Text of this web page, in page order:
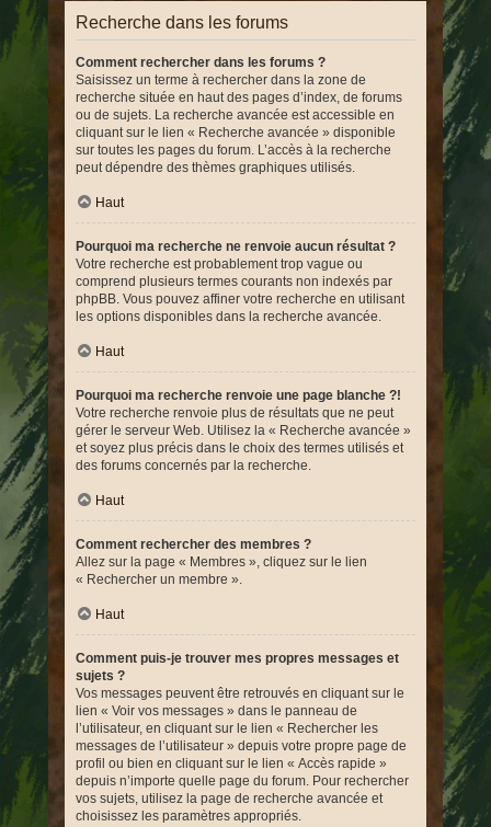
Recherche dans les forums
Comment rechercher dans les forums ?
Saisissez un terme à rechercher dans la zone de
recherche située en haut des pages d’index, de forums
ou de sujets. La recherche avancée est accessible en
cliquant sur le lien « Recherche avancée » disponible
sur toutes les pages du forum. L’accès à la recherche
peut dépendre des thèmes graphiques utilisés.
Haut
Pourquoi ma recherche ne renvoie aucun résultat ?
Votre recherche est probablement trop vague ou
comprend plusieurs termes courants non indexés par
phpBB. Vous pouvez affiner votre recherche en utilisant
les options disponibles dans la recherche avancée.
Haut
Pourquoi ma recherche renvoie une page blanche ?!
Votre recherche renvoie plus de résultats que ne peut
gérer le serveur Web. Utilisez la « Recherche avancée »
et soyez plus précis dans le choix des termes utilisés et
des forums concernés par la recherche.
Haut
Comment rechercher des membres ?
Allez sur la page « Membres », cliquez sur le lien
« Rechercher un membre ».
Haut
Comment puis-je trouver mes propres messages et
sujets ?
Vos messages peuvent être retrouvés en cliquant sur le
lien « Voir vos messages » dans le panneau de
l’utilisateur, en cliquant sur le lien « Rechercher les
messages de l’utilisateur » depuis votre propre page de
profil ou bien en cliquant sur le lien « Accès rapide »
depuis n’importe quelle page du forum. Pour rechercher
vos sujets, utilisez la page de recherche avancée et
choisissez les paramètres appropriés.